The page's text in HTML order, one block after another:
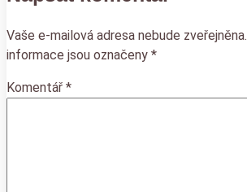
Vaše e-mailová adresa nebude zveřejněna.
informace jsou označeny *
Komentář *